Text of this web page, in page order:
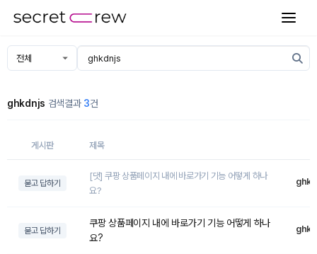
ghkdnjs 검색결과 3건
게시판 제목
묻고 답하기
[댓] 쿠팡 상품페이지 내에 바로가기 기능 어떻게 하나
요?
묻고 답하기
쿠팡 상품페이지 내에 바로가기 기능 어떻게 하나
요?